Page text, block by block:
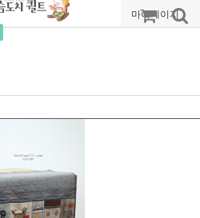
주문조회 마이페이지